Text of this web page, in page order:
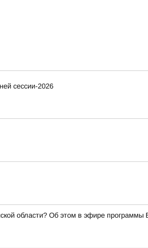
сессии-2026
области? Об этом в эфире программы